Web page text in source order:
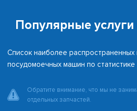
Популярные
Список наиболее распространенных
посудомоечных машин по
Обратите внимание, что мы не
отдельных запчастей.